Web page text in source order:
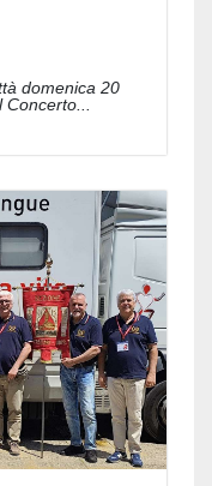
domenica 20
Concerto...